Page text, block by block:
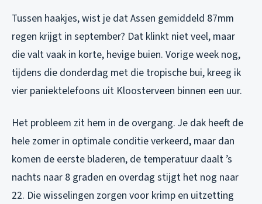
Tussen haakjes, wist je dat Assen gemiddeld 87mm
regen krijgt in september? Dat klinkt niet veel, maar
die valt vaak in korte, hevige buien. Vorige week nog,
tijdens die donderdag met die tropische bui, kreeg ik
vier paniektelefoons uit Kloosterveen binnen een uur.
Het probleem zit hem in de overgang. Je dak heeft de
hele zomer in optimale conditie verkeerd, maar dan
komen de eerste bladeren, de temperatuur daalt ’s
nachts naar 8 graden en overdag stijgt het nog naar
22. Die wisselingen zorgen voor krimp en uitzetting